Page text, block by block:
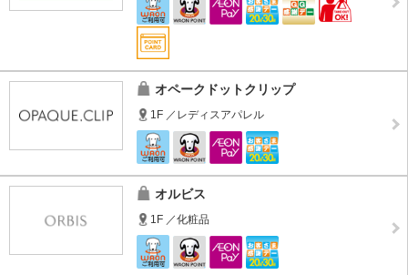
オペークドットクリップ
1F ／レディスアパレル
オルビス
1F ／化粧品